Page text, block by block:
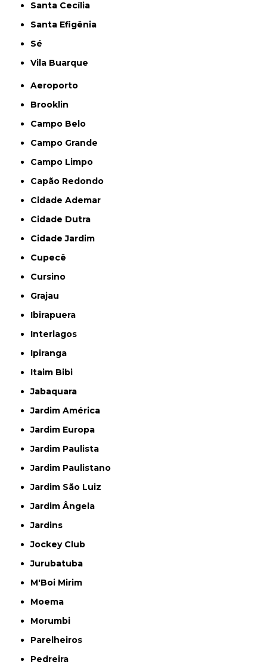
Santa Cecília
Santa Efigênia
Sé
Vila Buarque
Aeroporto
Brooklin
Campo Belo
Campo Grande
Campo Limpo
Capão Redondo
Cidade Ademar
Cidade Dutra
Cidade Jardim
Cupecê
Cursino
Grajau
Ibirapuera
Interlagos
Ipiranga
Itaim Bibi
Jabaquara
Jardim América
Jardim Europa
Jardim Paulista
Jardim Paulistano
Jardim São Luiz
Jardim Ângela
Jardins
Jockey Club
Jurubatuba
M'Boi Mirim
Moema
Morumbi
Parelheiros
Pedreira